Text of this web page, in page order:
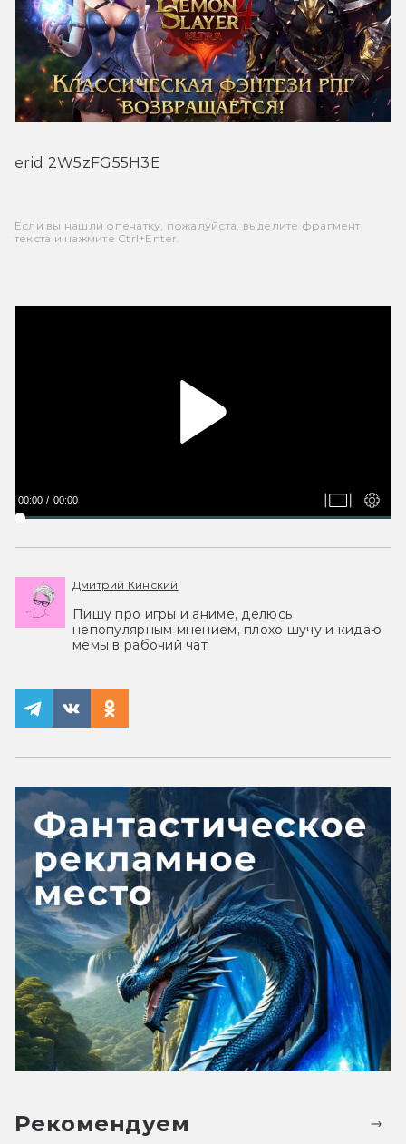
erid 2W5zFG55H3E
Если вы нашли опечатку, пожалуйста, выделите фрагмент
текста и нажмите Ctrl+Enter.
00:00 00:00
Дмитрий Кинский
Пишу про игры и аниме, делюсь
непопулярным мнением, плохо шучу и кидаю
мемы в рабочий чат.
Рекомендуем